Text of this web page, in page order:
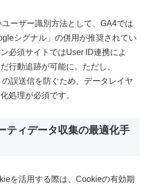
ーザー識別方法として、GA4では
シグナル」の併用が推奨されてい
必須サイトではUser ID連携によ
行動追跡が可能に。ただし、
誤送信を防ぐため、データレイヤ
処理が必須です。
ティデータ収集の最適化手
を活用する際は、Cookieの有効期